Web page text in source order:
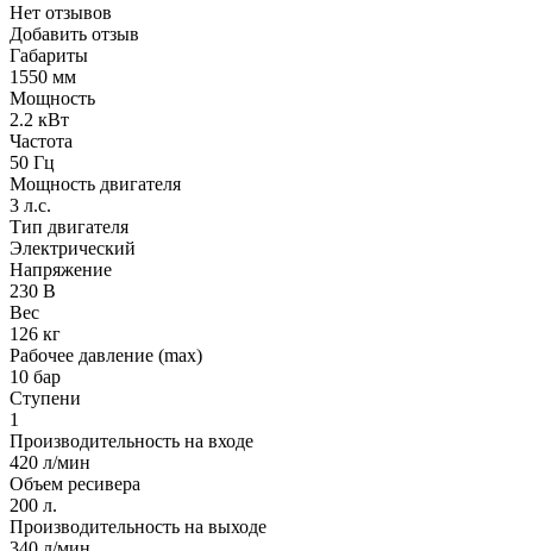
Нет отзывов
Добавить отзыв
Габариты
1550 мм
Мощность
2.2 кВт
Частота
50 Гц
Мощность двигателя
3 л.с.
Тип двигателя
Электрический
Напряжение
230 В
Вес
126 кг
Рабочее давление (max)
10 бар
Ступени
1
Производительность на входе
420 л/мин
Объем ресивера
200 л.
Производительность на выходе